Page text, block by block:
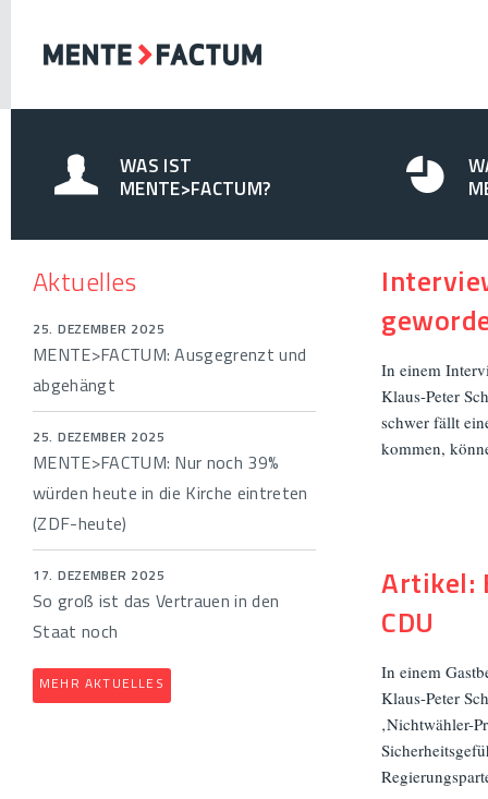
WAS IST
MENTE>FACTUM?
Aktuelles
25. DEZEMBER 2025
MENTE>FACTUM: Ausgegrenzt und
abgehängt
25. DEZEMBER 2025
MENTE>FACTUM: Nur noch 39%
würden heute in die Kirche eintreten
(ZDF-heute)
17. DEZEMBER 2025
So groß ist das Vertrauen in den
Staat noch
MEHR AKTUELLES
In einem
Klaus-Peter
schwer fällt
kommen,
Artikel:
CDU
In einem
Klaus-Peter
‚Nichtwähler-